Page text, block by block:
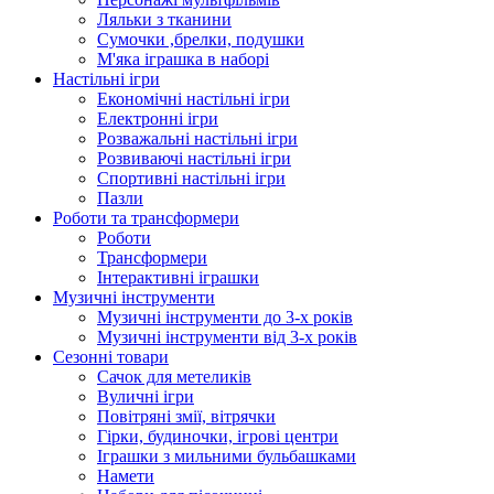
Ляльки з тканини
Сумочки ,брелки, подушки
М'яка іграшка в наборі
Настільні ігри
Економічні настільні ігри
Електронні ігри
Розважальні настільні ігри
Розвиваючі настільні ігри
Спортивні настільні ігри
Пазли
Роботи та трансформери
Роботи
Трансформери
Інтерактивні іграшки
Музичні інструменти
Музичні інструменти до 3-х років
Музичні інструменти від 3-х років
Сезонні товари
Сачок для метеликів
Вуличні ігри
Повітряні змії, вітрячки
Гірки, будиночки, ігрові центри
Іграшки з мильними бульбашками
Намети